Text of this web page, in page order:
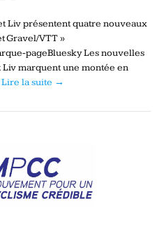
Liv présentent quatre nouveaux
Gravel/VTT »
pageBluesky Les nouvelles
Liv marquent une montée en
la suite →